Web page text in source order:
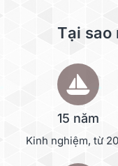
Tại sao
15 năm
Kinh nghiệm, từ